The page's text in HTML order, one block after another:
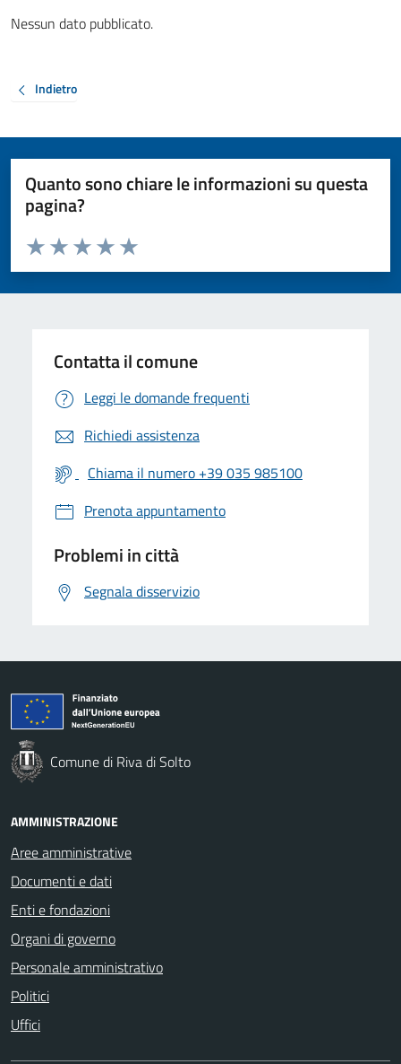
Nessun dato pubblicato.
Indietro
Quanto sono chiare le informazioni su questa
pagina?
Valuta da 1 a 5 stelle la pagina
Valuta 5 stelle su 5
Valuta 4 stelle su 5
Valuta 3 stelle su 5
Valuta 2 stelle su 5
Valuta 1 stelle su 5
Contatta il comune
Leggi le domande frequenti
Richiedi assistenza
Chiama il numero +39 035 985100
Prenota appuntamento
Problemi in città
Segnala disservizio
Comune di Riva di Solto
AMMINISTRAZIONE
Aree amministrative
Documenti e dati
Enti e fondazioni
Organi di governo
Personale amministrativo
Politici
Uffici